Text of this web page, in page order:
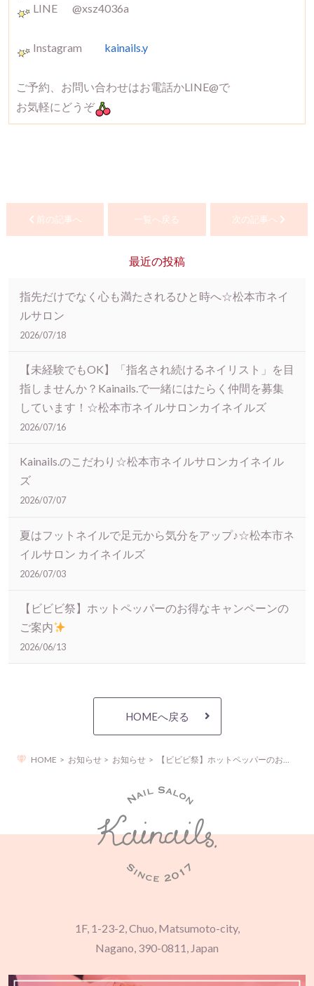
LINE @xsz4036a
Instagram kainails.y
ご予約、お問い合わせはお電話かLINE@で
お気軽にどうぞ
前の記事へ 一覧へ戻る 次の記事へ
最近の投稿
指先だけでなく心も満たされるひと時へ☆松本市ネイ
ルサロン
2026/07/18
【未経験でもOK】「指名され続けるネイリスト」を目
指しませんか？Kainails.で一緒にはたらく仲間を募集
しています！☆松本市ネイルサロンカイネイルズ
2026/07/16
Kainails.のこだわり☆松本市ネイルサロンカイネイル
ズ
2026/07/07
夏はフットネイルで足元から気分をアップ♪☆松本市ネ
イルサロン カイネイルズ
2026/07/03
【ビビビ祭】ホットペッパーのお得なキャンペーンの
ご案内
2026/06/13
HOMEへ戻る
HOME お知らせ お知らせ 【ビビビ祭】ホットペッパーのお得なキャンペーンのご案内
1F, 1-23-2, Chuo, Matsumoto-city,
Nagano, 390-0811, Japan